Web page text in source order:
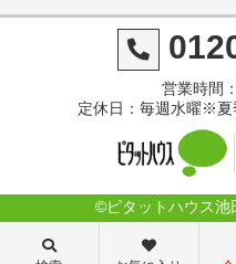
営業時間
定休日：毎週水曜※夏
©ピタットハウス